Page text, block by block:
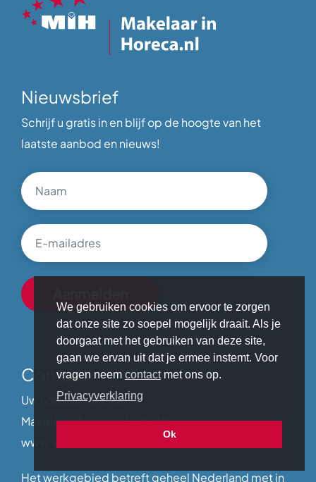
Nieuwsbrief
Schrijf u gratis in en blijf op de hoogte van het
laatste aanbod en nieuws!
Contact
Uw horecamakelaar
Makelaarinhoreca.nl Lid VMH
www.vmh-horeca.nl
Het werkgebied betreft geheel Nederland met in
We gebruiken cookies om ervoor te zorgen
dat onze site zo soepel mogelijk draait. Als je
doorgaat met het gebruiken van deze site,
gaan we ervan uit dat je ermee instemt. Voor
vragen neem contactmet ons op.
Privacyverklaring
Ok